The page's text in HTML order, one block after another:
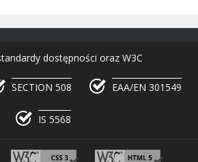
dostępności oraz W3C
SECTION 508 EAA/EN 301549
IS 5568